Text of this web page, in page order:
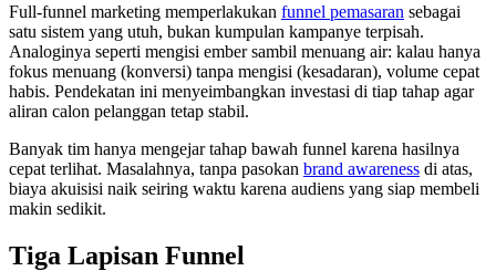
Full-funnel marketing memperlakukan funnel pemasaran sebagai
satu sistem yang utuh, bukan kumpulan kampanye terpisah.
Analoginya seperti mengisi ember sambil menuang air: kalau hanya
fokus menuang (konversi) tanpa mengisi (kesadaran), volume cepat
habis. Pendekatan ini menyeimbangkan investasi di tiap tahap agar
aliran calon pelanggan tetap stabil.
Banyak tim hanya mengejar tahap bawah funnel karena hasilnya
cepat terlihat. Masalahnya, tanpa pasokan brand awareness di atas,
biaya akuisisi naik seiring waktu karena audiens yang siap membeli
makin sedikit.
Tiga Lapisan Funnel